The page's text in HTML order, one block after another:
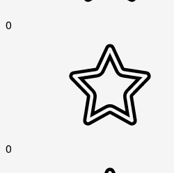
0
0